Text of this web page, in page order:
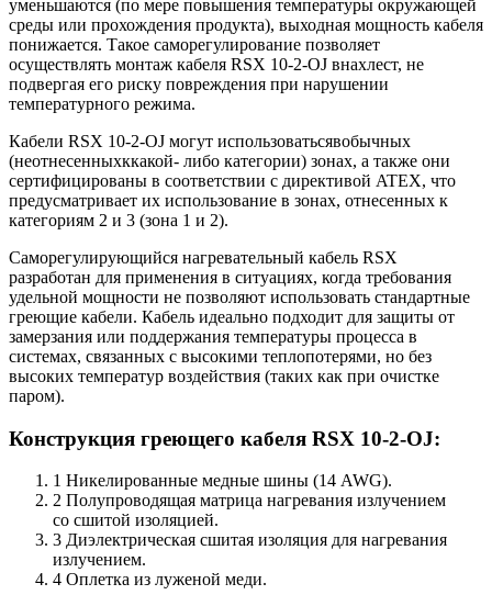
уменьшаются (по мере повышения температуры окружающей
среды или прохождения продукта), выходная мощность кабеля
понижается. Такое саморегулирование позволяет
осуществлять монтаж кабеля RSX 10-2-OJ внахлест, не
подвергая его риску повреждения при нарушении
температурного режима.
Кабели RSX 10-2-OJ могут использоватьсявобычных
(неотнесенныхккакой- либо категории) зонах, а также они
сертифицированы в соответствии с директивой ATEX, что
предусматривает их использование в зонах, отнесенных к
категориям 2 и 3 (зона 1 и 2).
Саморегулирующийся нагревательный кабель RSX
разработан для применения в ситуациях, когда требования
удельной мощности не позволяют использовать стандартные
греющие кабели. Кабель идеально подходит для защиты от
замерзания или поддержания температуры процесса в
системах, связанных с высокими теплопотерями, но без
высоких температур воздействия (таких как при очистке
паром).
Конструкция греющего кабеля RSX 10-2-OJ:
1 Никелированные медные шины (14 AWG).
2 Полупроводящая матрица нагревания излучением
со сшитой изоляцией.
3 Диэлектрическая сшитая изоляция для нагревания
излучением.
4 Оплетка из луженой меди.